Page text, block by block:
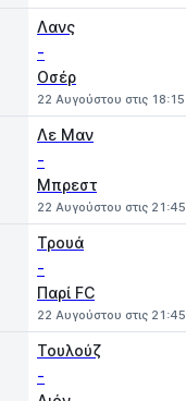
Λανς
-
Οσέρ
22 Αυγούστου στις 18:15
Λε Μαν
-
Μπρεστ
22 Αυγούστου στις 21:45
Τρουά
-
Παρί FC
22 Αυγούστου στις 21:45
Τουλούζ
-